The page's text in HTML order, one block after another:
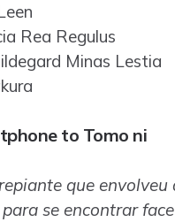
Rea Regulus
Minas Lestia
to Tomo ni
que
se encontrar